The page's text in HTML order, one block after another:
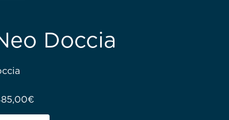
Doccia
€